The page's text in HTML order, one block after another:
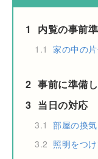
1 内覧の事前
1.1 家の中の
2 事前に準備
3 当日の対応
3.1 部屋の換気
3.2 照明をつ